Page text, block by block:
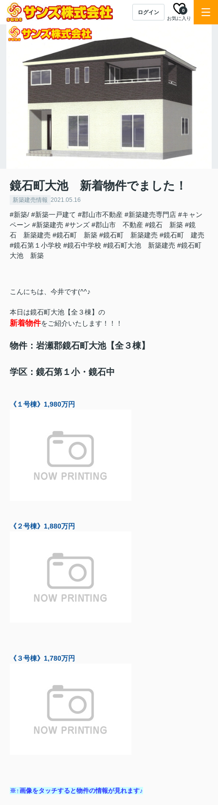
ログイン
お気に入り
0
鏡石町大池 新着物件でました！
新築建売情報 2021.05.16
#新築/ #新築一戸建て #郡山市不動産 #新築建売専門店 #キャン
ペーン #新築建売 #サンズ #郡山市 不動産 #鏡石 新築 #鏡
石 新築建売 #鏡石町 新築 #鏡石町 新築建売 #鏡石町 建売
#鏡石第１小学校 #鏡石中学校 #鏡石町大池 新築建売 #鏡石町
大池 新築
こんにちは、今井です(^^♪
本日は鏡石町大池【全３棟】の
新着物件をご紹介いたします！！！
物件：岩瀬郡鏡石町大池【全３棟】
学区：鏡石第１小・鏡石中
《１号棟》1,980万円
《２号棟》1,880万円
《３号棟》1,780万円
※↑画像をタッチすると物件の情報が見れます♪